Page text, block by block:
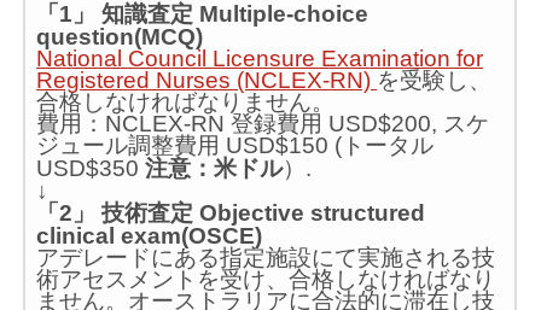
「1」 知識査定 Multiple-choice
question(MCQ)
National Council Licensure Examination for
Registered Nurses (NCLEX-RN) を受験し、
合格しなければなりません。
費用：NCLEX-RN 登録費用 USD$200, スケ
ジュール調整費用 USD$150 (トータル
USD$350注意：米ドル）.
↓
「2」 技術査定 Objective structured
clinical exam(OSCE)
アデレードにある指定施設にて実施される技
術アセスメントを受け、合格しなければなり
ません。オーストラリアに合法的に滞在し技